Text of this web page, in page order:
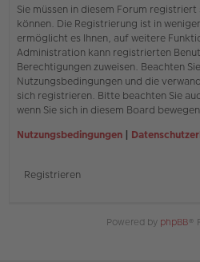
Sie müssen in diesem Forum
können. Die Registrierung ist in
ermöglicht es Ihnen, auf weitere
Administration kann registrierten
Berechtigungen zuweisen. Beachten
Nutzungsbedingungen und die
sich registrieren. Bitte beachten Sie
wenn Sie sich in diesem Board
Nutzungsbedingungen |
Registrieren
Powered by phpBB®